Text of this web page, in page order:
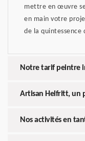
mettre en œuvre
en main votre
de la quintessence
Notre tarif peintre
Artisan Helfritt, un
Nos activités en